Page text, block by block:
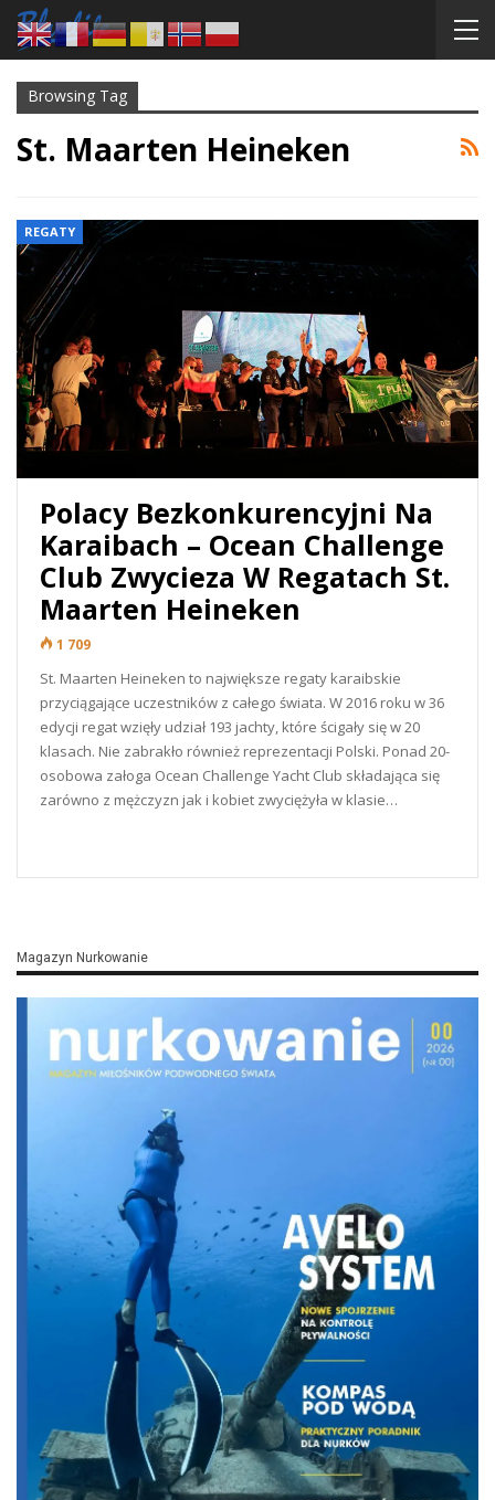
Browsing Tag
St. Maarten Heineken
REGATY
Polacy Bezkonkurencyjni Na
Karaibach – Ocean Challenge
Club Zwycieza W Regatach St.
Maarten Heineken
1 709
St. Maarten Heineken to największe regaty karaibskie
przyciągające uczestników z całego świata. W 2016 roku w 36
edycji regat wzięły udział 193 jachty, które ścigały się w 20
klasach. Nie zabrakło również reprezentacji Polski. Ponad 20-
osobowa załoga Ocean Challenge Yacht Club składająca się
zarówno z mężczyzn jak i kobiet zwyciężyła w klasie…
Magazyn Nurkowanie